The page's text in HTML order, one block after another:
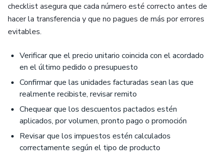
checklist asegura que cada número esté correcto antes de
hacer la transferencia y que no pagues de más por errores
evitables.
Verificar que el precio unitario coincida con el acordado
en el último pedido o presupuesto
Confirmar que las unidades facturadas sean las que
realmente recibiste, revisar remito
Chequear que los descuentos pactados estén
aplicados, por volumen, pronto pago o promoción
Revisar que los impuestos estén calculados
correctamente según el tipo de producto